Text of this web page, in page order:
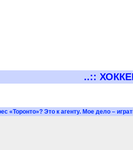
..::
«Торонто»? Это к агенту. Мое дело –